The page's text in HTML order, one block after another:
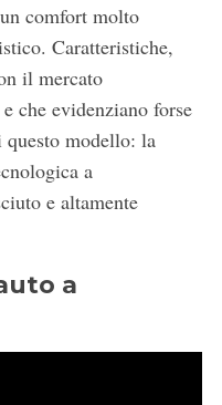
comfort molto
Caratteristiche,
il mercato
che evidenziano forse
modello: la
a
e altamente
a